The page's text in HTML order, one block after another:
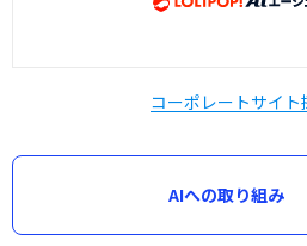
コーポレートサイト
AIへの取り組み